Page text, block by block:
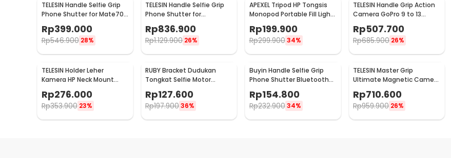
TELESIN Handle Selfie Grip
Phone Shutter for Mate70
Pro/Pro+ - P5-MCS-06-
THW
Rp399.000
Rp546.900 28%
TELESIN Handle Selfie Grip
Phone Shutter for
Samsung S25 Ultra - P5-
MCS-01-TSX
Rp836.900
Rp1.129.900 26%
APEXEL Tripod HP Tongsis
Monopod Portable Fill Light
JJ077FL
Rp199.900
Rp299.900 34%
TELESIN Handle Grip Action
Camera GoPro 9 to 13
FMS-25-TGP
Rp507.700
Rp685.900 26%
TELESIN Holder Leher
Kamera HP Neck Mount
with Magnetic Phone
Holder - P2-HNB-02-GY
Rp276.000
Rp353.900 23%
RUBY Bracket Dudukan
Tongkat Selfie Motor
Mounting Stick Action
Camera - D-28T
Rp127.600
Rp197.90036%
Buyin Handle Selfie Grip
Phone Shutter Bluetooth
Clip Ring Light - PH-30D
Rp154.800
Rp232.900 34%
TELESIN Master Grip
Ultimate Magnetic Camera
Grip with Wireless Charge -
P5-MP-003WH
Rp710.600
Rp959.900 26%